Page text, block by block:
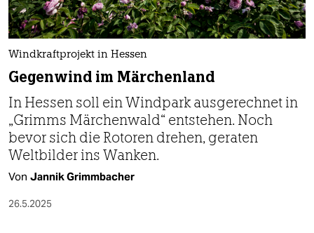
Windkraftprojekt in Hessen
Gegenwind im Märchenland
In Hessen soll ein Windpark ausgerechnet in
„Grimms Märchenwald“ entstehen. Noch
bevor sich die Rotoren drehen, geraten
Weltbilder ins Wanken.
Von Jannik Grimmbacher
26.5.2025